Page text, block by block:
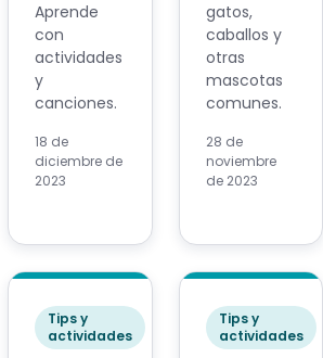
Aprende
con
actividades
y
canciones.
18 de
diciembre de
2023
gatos,
caballos y
otras
mascotas
comunes.
28 de
noviembre
de 2023
Tips y
actividades
Tips y
actividades